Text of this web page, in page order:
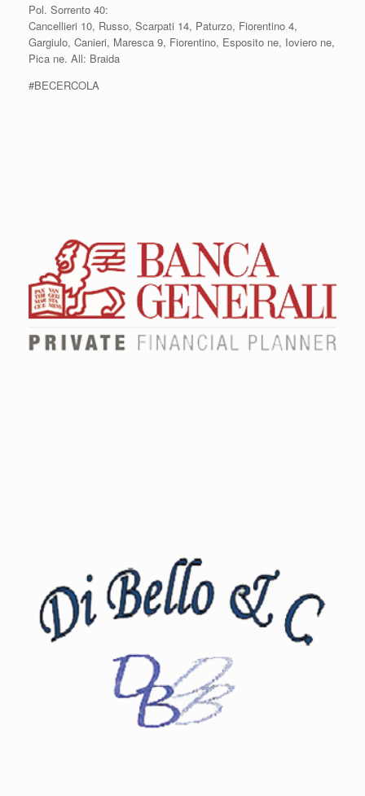
Pol. Sorrento 40:
Cancellieri 10, Russo, Scarpati 14, Paturzo, Fiorentino 4,
Gargiulo, Canieri, Maresca 9, Fiorentino, Esposito ne, Ioviero ne,
Pica ne. All: Braida
#BECERCOLA